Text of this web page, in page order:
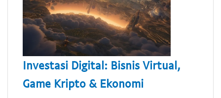
Investasi Digital: Bisnis Virtual,
Game Kripto & Ekonomi